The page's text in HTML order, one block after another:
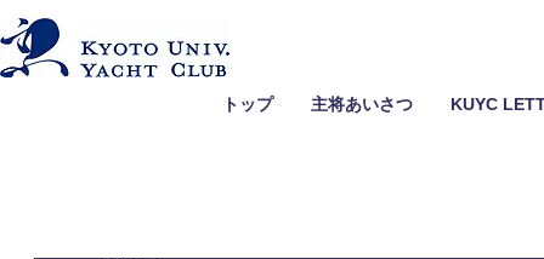
トップ 主将あいさつ KUYC